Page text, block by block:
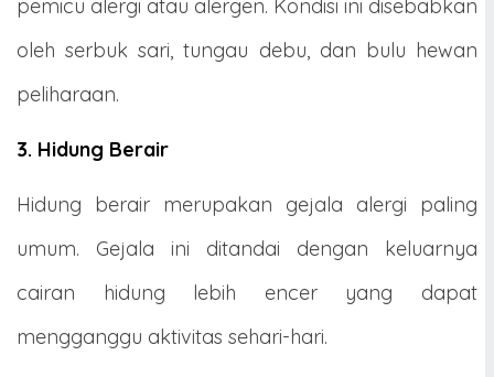
pemicu alergi atau alergen. Kondisi ini disebabkan
oleh serbuk sari, tungau debu, dan bulu hewan
peliharaan.
3. Hidung Berair
Hidung berair merupakan gejala alergi paling
umum. Gejala ini ditandai dengan keluarnya
cairan hidung lebih encer yang dapat
mengganggu aktivitas sehari-hari.